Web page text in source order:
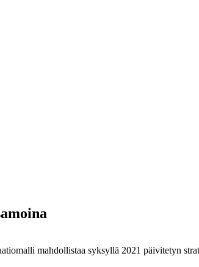
mahdollistaa syksyllä 2021 päivitetyn